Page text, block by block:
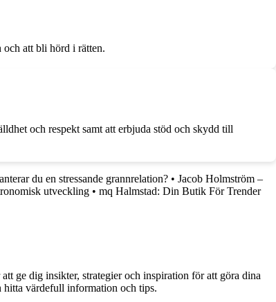
att bli hörd i rätten.
och respekt samt att erbjuda stöd och skydd till
du en stressande grannrelation? • Jacob Holmström –
utveckling • mq Halmstad: Din Butik För Trender
ge dig insikter, strategier och inspiration för att göra dina
hitta värdefull information och tips.